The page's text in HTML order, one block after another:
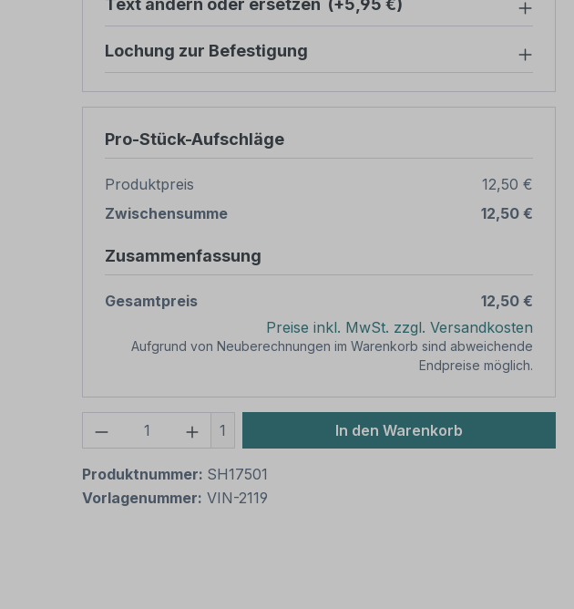
Text ändern oder ersetzen (+5,95 €)
Lochung zur Befestigung
Pro-Stück-Aufschläge
Produktpreis
12,50 €
Zwischensumme
12,50 €
Zusammenfassung
Gesamtpreis
12,50 €
Preise inkl. MwSt. zzgl. Versandkosten
Aufgrund von Neuberechnungen im Warenkorb sind abweichende
Endpreise möglich.
Produkt Anzahl: Gib den gewünschten Wert
1 In den Warenkorb
Produktnummer: SH17501
Vorlagenummer: VIN-2119